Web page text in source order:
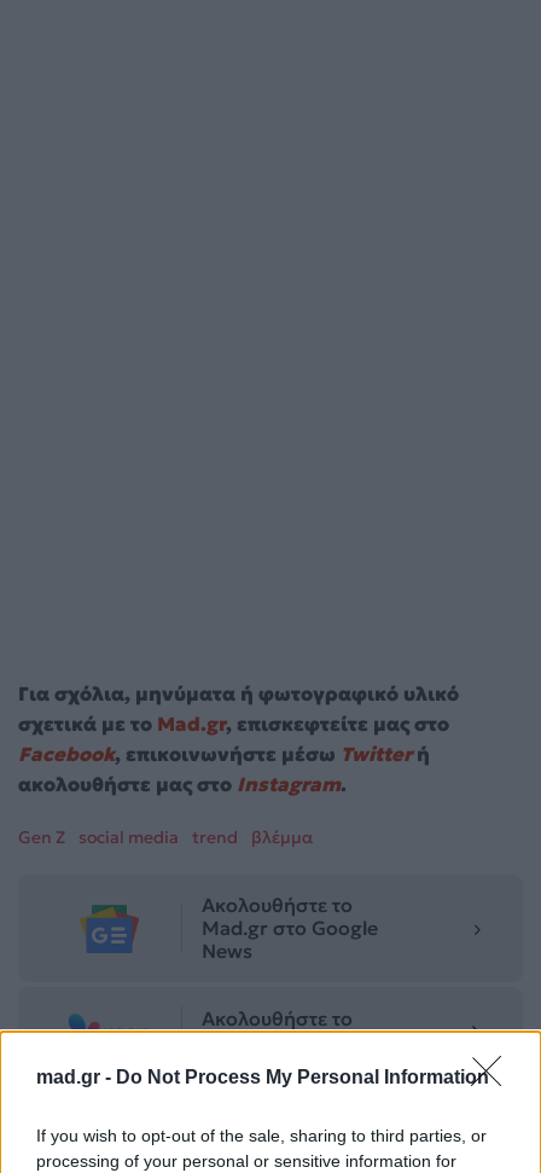
mad.gr - Do Not Process My Personal Information
If you wish to opt-out of the sale, sharing to third parties, or
processing of your personal or sensitive information for
Για σχόλια, μηνύματα ή φωτογραφικό υλικό
σχετικά με το Mad.gr, επισκεφτείτε μας στο
Facebook, επικοινωνήστε μέσω Twitterή
ακολουθήστε μας στο Instagram.
Gen Z social media trend βλέμμα
Ακολουθήστε το
Mad.gr στο Google
News
Ακολουθήστε το
Μοιράσου αυτό το άρθρο